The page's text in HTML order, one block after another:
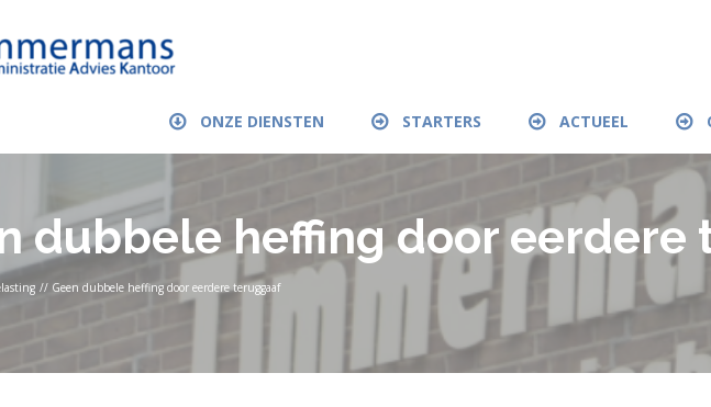
ONZE DIENSTEN STARTERS ACTUEEL
dubbele heffing door eerdere
// Geen dubbele heffing door eerdere teruggaaf